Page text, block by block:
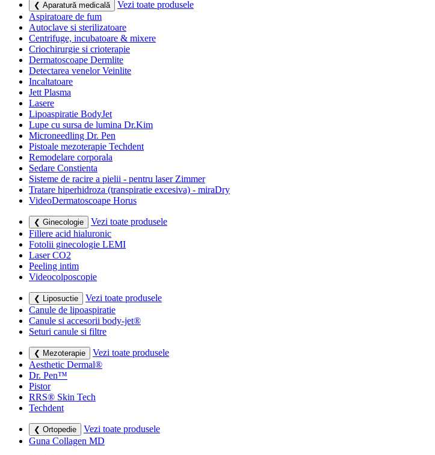
❮ Aparatură medicală
Vezi toate produsele
Aspiratoare de fum
Autoclave si sterilizatoare
Centrifuge, incubatoare & mixere
Criochirurgie si crioterapie
Dermatoscoape Dermlite
Detectarea venelor Veinlite
Incaltatoare
Jett Plasma
Lasere
Lipoaspiratie BodyJet
Lupe cu sursa de lumina Dr.Kim
Microneedling Dr. Pen
Pistoale mezoterapie Techdent
Remodelare corporala
Sedare Constienta
Sisteme de racire a pielii - pentru laser Zimmer
Tratare hiperhidroza (transpiratie excesiva) - miraDry
VideoDermatoscoape Horus
❮ Ginecologie
Vezi toate produsele
Fillere acid hialuronic
Fotolii ginecologie LEMI
Laser CO2
Peeling intim
Videocolposcopie
❮ Liposuctie
Vezi toate produsele
Canule de lipoaspiratie
Canule si accesorii body-jet®
Seturi canule si filtre
❮ Mezoterapie
Vezi toate produsele
Aesthetic Dermal®
Dr. Pen™
Pistor
RRS® Skin Tech
Techdent
❮ Ortopedie
Vezi toate produsele
Guna Collagen MD